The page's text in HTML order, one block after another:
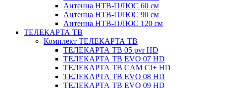
Антенна НТВ-ПЛЮС 60 см
Антенна НТВ-ПЛЮС 90 см
Антенна НТВ-ПЛЮС 120 см
ТЕЛЕКАРТА ТВ
Комплект ТЕЛЕКАРТА ТВ
ТЕЛЕКАРТА ТВ 05 pvr HD
ТЕЛЕКАРТА ТВ EVO 07 HD
ТЕЛЕКАРТА ТВ CAM CI+ HD
ТЕЛЕКАРТА ТВ EVO 08 HD
ТЕЛЕКАРТА ТВ EVO 09 HD